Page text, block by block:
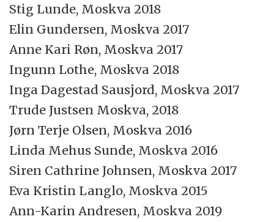
Stig Lunde, Moskva 2018
Elin Gundersen, Moskva 2017
Anne Kari Røn, Moskva 2017
Ingunn Lothe, Moskva 2018
Inga Dagestad Sausjord, Moskva 2017
Trude Justsen Moskva, 2018
Jørn Terje Olsen, Moskva 2016
Linda Mehus Sunde, Moskva 2016
Siren Cathrine Johnsen, Moskva 2017
Eva Kristin Langlo, Moskva 2015
Ann-Karin Andresen, Moskva 2019